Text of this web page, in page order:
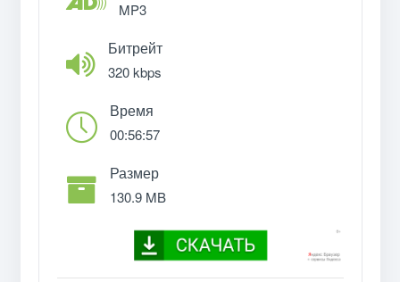
MP3
Битрейт
320 kbps
Время
00:56:57
Размер
130.9 MB